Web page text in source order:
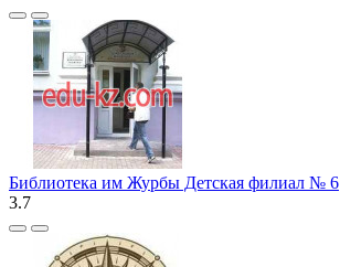
Библиотека им Журбы Детская филиал № 6
3.7